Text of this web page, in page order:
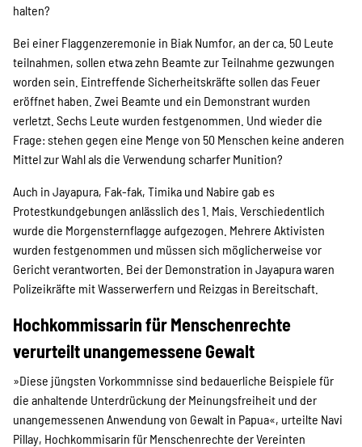
halten?
Bei einer Flaggenzeremonie in Biak Numfor, an der ca. 50 Leute
teilnahmen, sollen etwa zehn Beamte zur Teilnahme gezwungen
worden sein. Eintreffende Sicherheitskräfte sollen das Feuer
eröffnet haben. Zwei Beamte und ein Demonstrant wurden
verletzt. Sechs Leute wurden festgenommen. Und wieder die
Frage: stehen gegen eine Menge von 50 Menschen keine anderen
Mittel zur Wahl als die Verwendung scharfer Munition?
Auch in Jayapura, Fak-fak, Timika und Nabire gab es
Protestkundgebungen anlässlich des 1. Mais. Verschiedentlich
wurde die Morgensternflagge aufgezogen. Mehrere Aktivisten
wurden festgenommen und müssen sich möglicherweise vor
Gericht verantworten. Bei der Demonstration in Jayapura waren
Polizeikräfte mit Wasserwerfern und Reizgas in Bereitschaft.
Hochkommissarin für Menschenrechte
verurteilt unangemessene Gewalt
»Diese jüngsten Vorkommnisse sind bedauerliche Beispiele für
die anhaltende Unterdrückung der Meinungsfreiheit und der
unangemessenen Anwendung von Gewalt in Papua«, urteilte Navi
Pillay, Hochkommisarin für Menschenrechte der Vereinten